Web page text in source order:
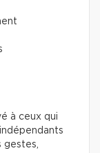
à ceux qui
gestes,